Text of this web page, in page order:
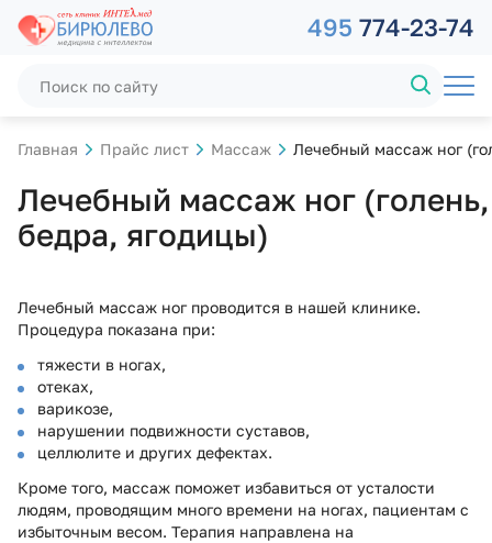
495 774-23-74
Главная Прайс лист Массаж Лечебный массаж ног
Лечебный массаж ног (голень,
бедра, ягодицы)
Лечебный массаж ног проводится в нашей клинике.
Процедура показана при:
тяжести в ногах,
отеках,
варикозе,
нарушении подвижности суставов,
целлюлите и других дефектах.
Кроме того, массаж поможет избавиться от усталости
людям, проводящим много времени на ногах, пациентам с
избыточным весом. Терапия направлена на